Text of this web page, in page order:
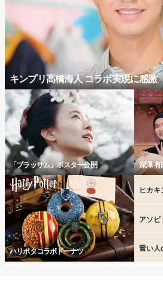
キンプリ高橋海人 コラボ実現に感激
「ブラッサム」ポスター公開 深澤
ハリポタコラボドーナツ
ヒカ
アソ
賢い人